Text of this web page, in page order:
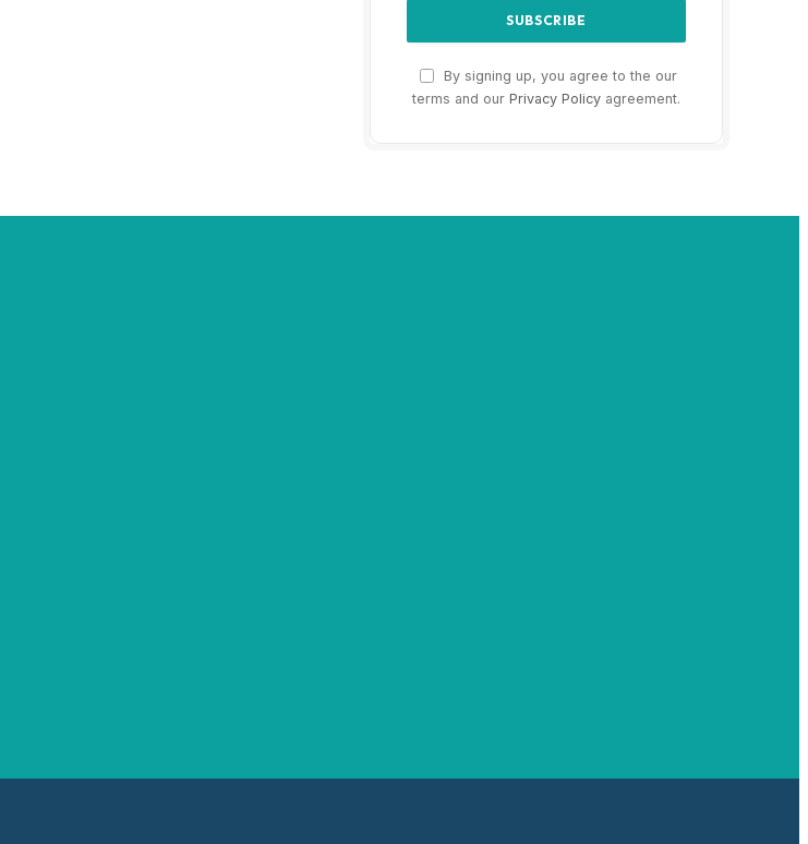
By signing up, you agree to the our
terms and our Privacy Policy agreement.